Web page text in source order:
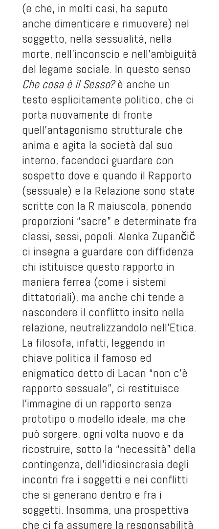
(e che, in molti casi, ha saputo
anche dimenticare e rimuovere) nel
soggetto, nella sessualità, nella
morte, nell’inconscio e nell’ambiguità
del legame sociale. In questo senso
Che cosa è il Sesso?è anche un
testo esplicitamente politico, che ci
porta nuovamente di fronte
quell’antagonismo strutturale che
anima e agita la società dal suo
interno, facendoci guardare con
sospetto dove e quando il Rapporto
(sessuale) e la Relazione sono state
scritte con la R maiuscola, ponendo
proporzioni “sacre” e determinate fra
classi, sessi, popoli. Alenka Zupančič
ci insegna a guardare con diffidenza
chi istituisce questo rapporto in
maniera ferrea (come i sistemi
dittatoriali), ma anche chi tende a
nascondere il conflitto insito nella
relazione, neutralizzandolo nell’Etica.
La filosofa, infatti, leggendo in
chiave politica il famoso ed
enigmatico detto di Lacan “non c’è
rapporto sessuale”, ci restituisce
l’immagine di un rapporto senza
prototipo o modello ideale, ma che
può sorgere, ogni volta nuovo e da
ricostruire, sotto la “necessità” della
contingenza, dell’idiosincrasia degli
incontri fra i soggetti e nei conflitti
che si generano dentro e fra i
soggetti. Insomma, una prospettiva
che ci fa assumere la responsabilità